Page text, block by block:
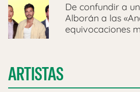
De confundir a
Alborán a las
equivocaciones
ARTISTAS